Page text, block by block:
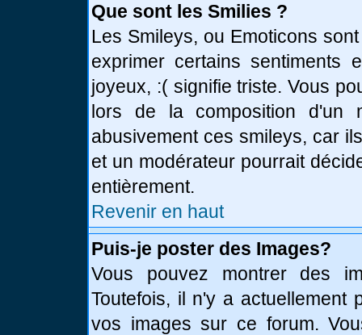
Que sont les Smilies ?
Les Smileys, ou Emoticons
exprimer certains sentiments
joyeux, :( signifie triste. Vous
lors de la composition d'un
abusivement ces smileys, car
et un modérateur pourrait
entièrement.
Revenir en haut
Puis-je poster des Images?
Vous pouvez montrer des
Toutefois, il n'y a actuellement
vos images sur ce forum.